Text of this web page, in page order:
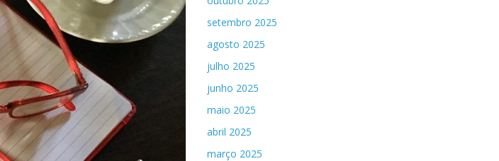
setembro 2025
agosto 2025
julho 2025
junho 2025
maio 2025
abril 2025
março 2025